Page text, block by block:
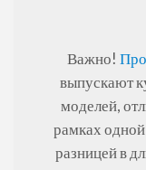
Важно!
выпускают
моделей,
рамках
разницей в